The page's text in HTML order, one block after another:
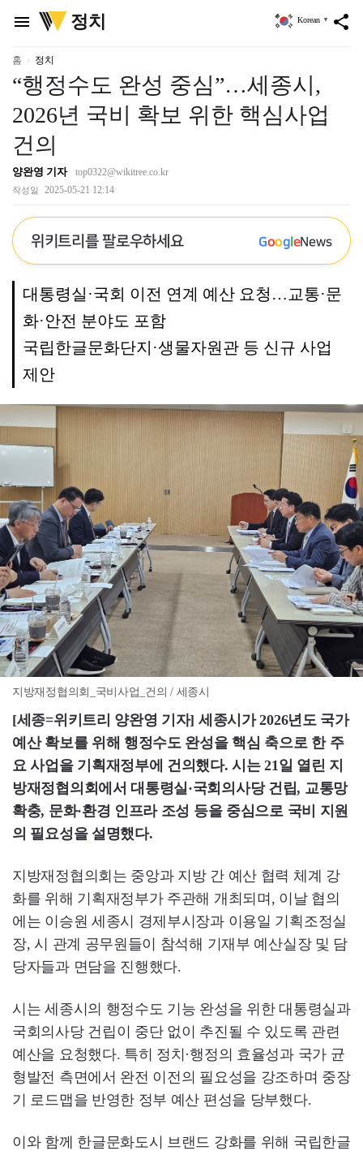
menu
위
키
정치 share
Korean ▼
홈 정치
“행정수도 완성 중심”…세종시,
2026년 국비 확보 위한 핵심사업
건의
양완영 기자 top0322@wikitree.co.kr
작성일 2025-05-21 12:14
위키트리를 팔로우하세요 GoogleNews
대통령실·국회 이전 연계 예산 요청…교통·문
화·안전 분야도 포함
국립한글문화단지·생물자원관 등 신규 사업
제안
지방재정협의회_국비사업_건의 / 세종시
[세종=위키트리 양완영 기자] 세종시가 2026년도 국가
예산 확보를 위해 행정수도 완성을 핵심 축으로 한 주
요 사업을 기획재정부에 건의했다. 시는 21일 열린 지
방재정협의회에서 대통령실·국회의사당 건립, 교통망
확충, 문화·환경 인프라 조성 등을 중심으로 국비 지원
의 필요성을 설명했다.
지방재정협의회는 중앙과 지방 간 예산 협력 체계 강
화를 위해 기획재정부가 주관해 개최되며, 이날 협의
에는 이승원 세종시 경제부시장과 이용일 기획조정실
장, 시 관계 공무원들이 참석해 기재부 예산실장 및 담
당자들과 면담을 진행했다.
시는 세종시의 행정수도 기능 완성을 위한 대통령실과
국회의사당 건립이 중단 없이 추진될 수 있도록 관련
예산을 요청했다. 특히 정치·행정의 효율성과 국가 균
형발전 측면에서 완전 이전의 필요성을 강조하며 중장
기 로드맵을 반영한 정부 예산 편성을 당부했다.
이와 함께 한글문화도시 브랜드 강화를 위해 국립한글